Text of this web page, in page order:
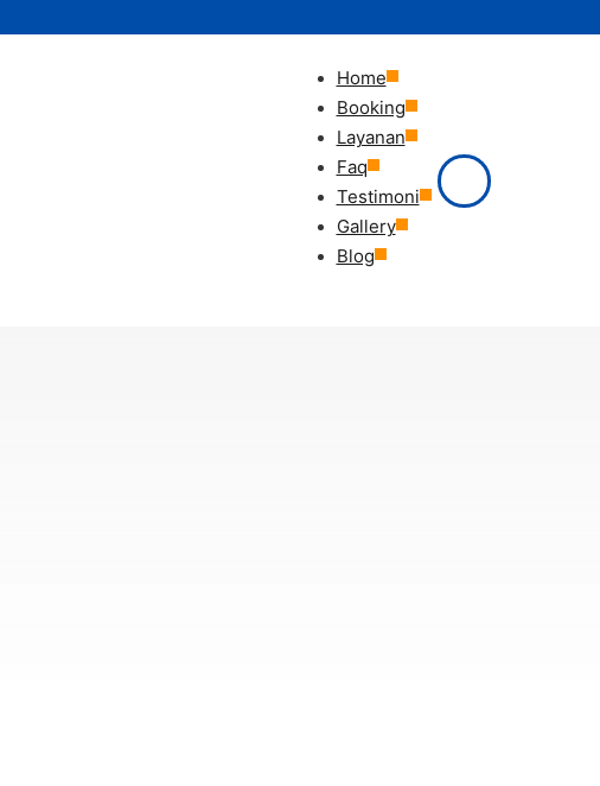
Home
Booking
Layanan
Faq
Testimoni
Gallery
Blog